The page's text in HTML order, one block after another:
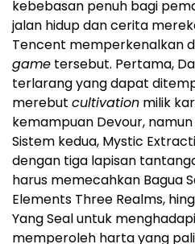
kebebasan penuh bagi
jalan hidup dan cerita
Tencent memperkenalkan
game tersebut. Pertama,
terlarang yang dapat
merebut cultivation milik
kemampuan Devour,
Sistem kedua, Mystic
dengan tiga lapisan
harus memecahkan Bagua
Elements Three Realms,
Yang Seal untuk menghadapi
memperoleh harta yang